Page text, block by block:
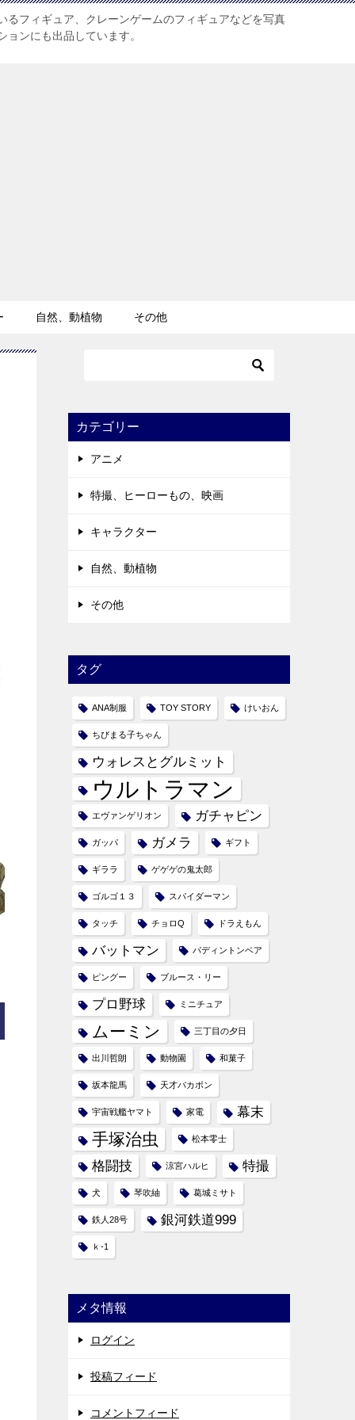
るフィギュア、クレーンゲームのフィギュアなどを写真
ンにも出品しています。
自然、動植物 その他
カテゴリー
アニメ
特撮、ヒーローもの、映画
キャラクター
自然、動植物
その他
タグ
ANA制服 TOY STORY けいおん
ちびまる子ちゃん
ウォレスとグルミット
ウルトラマン
エヴァンゲリオン ガチャピン
ガッパ ガメラ ギフト
ギララ ゲゲゲの鬼太郎
ゴルゴ１３ スパイダーマン
タッチ チョロQ ドラえもん
バットマン パディントンベア
ピングー ブルース・リー
プロ野球 ミニチュア
ムーミン 三丁目の夕日
出川哲朗 動物園 和菓子
坂本龍馬 天才バカボン
宇宙戦艦ヤマト 家電 幕末
手塚治虫 松本零士
格闘技 涼宮ハルヒ 特撮
犬 琴吹紬 葛城ミサト
鉄人28号 銀河鉄道999
ｋ-1
メタ情報
ログイン
投稿フィード
コメントフィード